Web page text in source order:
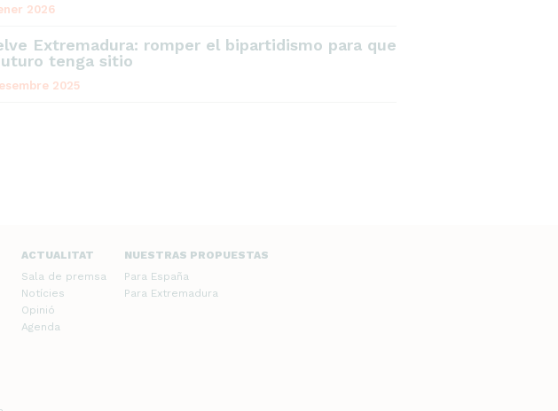
2026
Extremadura: romper el bipartidismo para que
tenga sitio
2025
ACTUALITAT
Sala de premsa
Notícies
Opinió
Agenda
NUESTRAS PROPUESTAS
Para España
Para Extremadura